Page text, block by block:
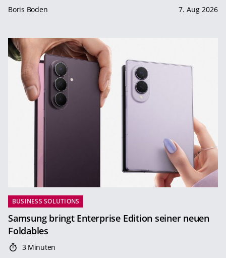
Boris Boden 7. Aug 2026
BUSINESS SOLUTIONS
Samsung bringt Enterprise Edition seiner neuen
Foldables
3 Minuten